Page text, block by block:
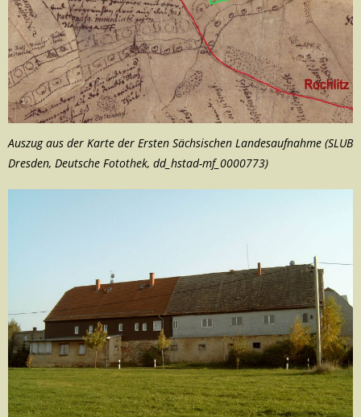
Auszug aus der Karte der Ersten Sächsischen Landesaufnahme (SLUB
Dresden, Deutsche Fotothek, dd_hstad-mf_0000773)